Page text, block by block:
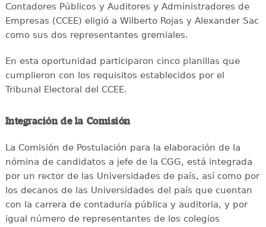
Contadores Públicos y Auditores y Administradores de
Empresas (CCEE) eligió a Wilberto Rojas y Alexander Sac
como sus dos representantes gremiales.
En esta oportunidad participaron cinco planillas que
cumplieron con los requisitos establecidos por el
Tribunal Electoral del CCEE.
Integración de la Comisión
La Comisión de Postulación para la elaboración de la
nómina de candidatos a jefe de la CGG, está integrada
por un rector de las Universidades de país, así como por
los decanos de las Universidades del país que cuentan
con la carrera de contaduría pública y auditoria, y por
igual número de representantes de los colegios